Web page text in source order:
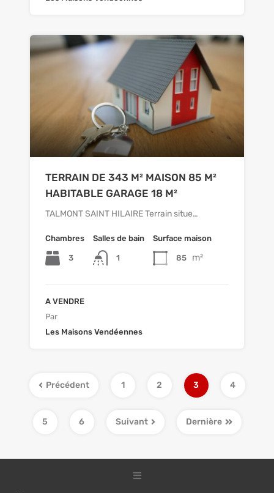
TERRAIN DE 343 M² MAISON 85 M²
HABITABLE GARAGE 18 M²
TALMONT SAINT HILAIRE Terrain situe…
Chambres
3
Salles de bain
1
Surface maison
85 m²
A VENDRE
Par
Les Maisons Vendéennes
Précédent 1 2 3 4
5 6 Suivant Dernière